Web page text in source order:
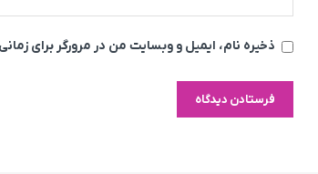
ذخیره نام، ایمیل و وبسایت من در مرورگر برای